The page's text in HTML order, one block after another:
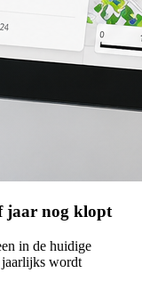
jaar nog klopt
in de huidige
jaarlijks wordt